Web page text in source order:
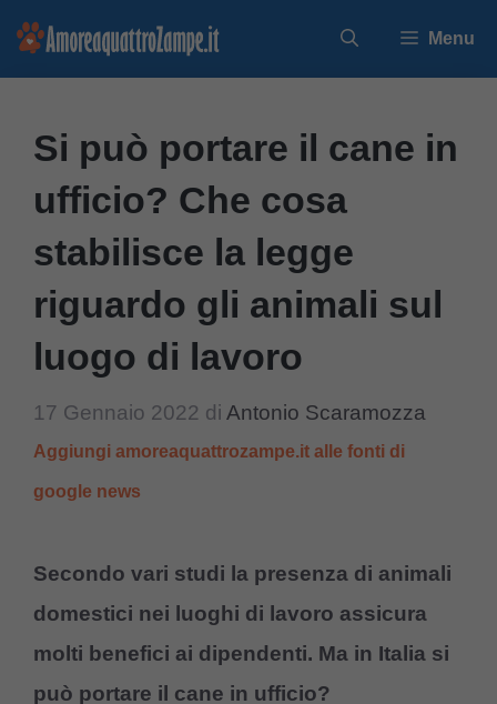
Vai
Menu
Si può portare il cane in
ufficio? Che cosa
stabilisce la legge
riguardo gli animali sul
luogo di lavoro
17 Gennaio 2022 di Antonio Scaramozza
Aggiungi amoreaquattrozampe.it alle fonti di
google news
Secondo vari studi la presenza di animali
domestici nei luoghi di lavoro assicura
molti benefici ai dipendenti. Ma in Italia si
può portare il cane in ufficio?